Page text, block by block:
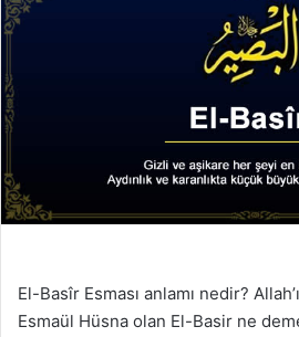
El-Basîr Esması anlamı nedir?
Esmaül Hüsna olan El-Basir ne